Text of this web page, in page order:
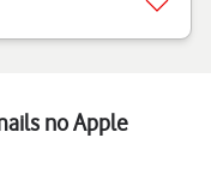
no Apple